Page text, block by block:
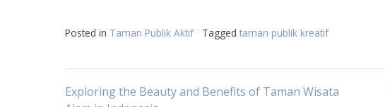
Posted in Taman Publik Aktif Tagged taman publik kreatif
Post
Exploring the Beauty and Benefits of Taman Wisata